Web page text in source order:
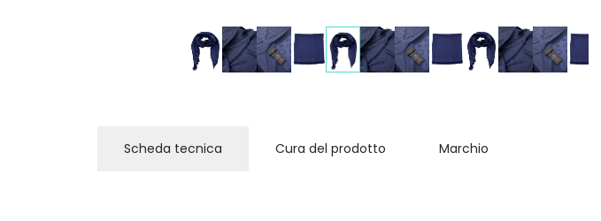
Scheda tecnica Cura del prodotto Marchio